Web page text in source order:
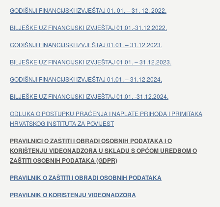
GODIŠNJI FINANCIJSKI IZVJEŠTAJ 01. 01. – 31. 12. 2022.
BILJEŠKE UZ FINANCIJSKI IZVJEŠTAJ 01.01.-31.12.2022.
GODIŠNJI FINANCIJSKI IZVJEŠTAJ 01.01. – 31.12.2023.
BILJEŠKE UZ FINANCIJSKI IZVJEŠTAJ 01.01. – 31.12.2023.
GODIŠNJI FINANCIJSKI IZVJEŠTAJ 01.01. – 31.12.2024.
BILJEŠKE UZ FINANCIJSKI IZVJEŠTAJ 01.01. -31.12.2024.
ODLUKA O POSTUPKU PRAĆENJA I NAPLATE PRIHODA I PRIMITAKA
HRVATSKOG INSTITUTA ZA POVIJEST
PRAVILNICI O ZAŠTITI I OBRADI OSOBNIH PODATAKA I O
KORIŠTENJU VIDEONADZORA U SKLADU S OPĆOM UREDBOM O
ZAŠTITI OSOBNIH PODATAKA (GDPR)
PRAVILNIK O ZAŠTITI I OBRADI OSOBNIH PODATAKA
PRAVILNIK O KORIŠTENJU VIDEONADZORA